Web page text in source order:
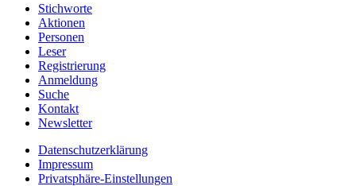
Stichworte
Aktionen
Personen
Leser
Registrierung
Anmeldung
Suche
Kontakt
Newsletter
Datenschutzerklärung
Impressum
Privatsphäre-Einstellungen